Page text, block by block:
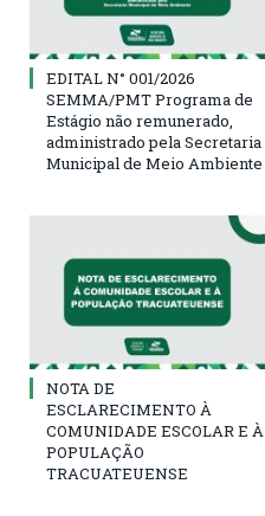
EDITAL N° 001/2026
SEMMA/PMT Programa de
Estágio não remunerado,
administrado pela Secretaria
Municipal de Meio Ambiente
NOTA DE
ESCLARECIMENTO À
COMUNIDADE ESCOLAR E À
POPULAÇÃO
TRACUATEUENSE